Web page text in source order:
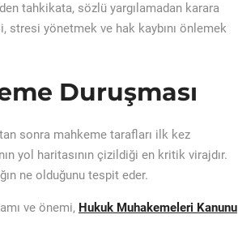
tahkikata, sözlü yargılamadan karara
stresi yönetmek ve hak kaybını önlemek
Duruşması
sonra mahkeme tarafları ilk kez
yol haritasının çizildiği en kritik virajdır.
ne olduğunu tespit eder.
ve önemi, Hukuk Muhakemeleri Kanunu